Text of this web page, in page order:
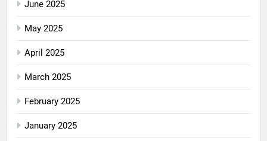
June 2025
May 2025
April 2025
March 2025
February 2025
January 2025